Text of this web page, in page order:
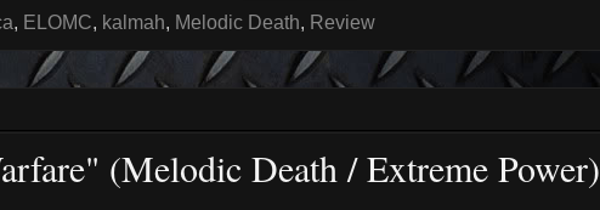
, ELOMC, kalmah, Melodic Death, Review
(Melodic Death / Extreme Power)